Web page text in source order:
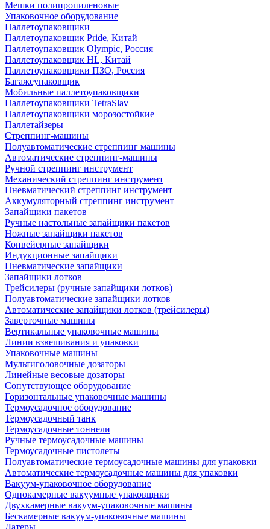
Мешки полипропиленовые
Упаковочное оборудование
Паллетоупаковщики
Паллетоупаковщик Pride, Китай
Паллетоупаковщик Olympic, Россия
Паллетоупаковщик HL, Китай
Паллетоупаковщики ПЗО, Россия
Багажеупаковщик
Мобильные паллетоупаковщики
Паллетоупаковщики TetraSlav
Паллетоупаковщики морозостойкие
Паллетайзеры
Стреппинг-машины
Полуавтоматические стреппинг машины
Автоматические стреппинг-машины
Ручной стреппинг инструмент
Механический стреппинг инструмент
Пневматический стреппинг инструмент
Аккумуляторный стреппинг инструмент
Запайщики пакетов
Ручные настольные запайщики пакетов
Ножные запайщики пакетов
Конвейерные запайщики
Индукционные запайщики
Пневматические запайщики
Запайщики лотков
Трейсилеры (ручные запайщики лотков)
Полуавтоматические запайщики лотков
Автоматические запайщики лотков (трейсилеры)
Заверточные машины
Вертикальные упаковочные машины
Линии взвешивания и упаковки
Упаковочные машины
Мультиголовочные дозаторы
Линейные весовые дозаторы
Сопутствующее оборудование
Горизонтальные упаковочные машины
Термоусадочное оборудование
Термоусадочный танк
Термоусадочные тоннели
Ручные термоусадочные машины
Термоусадочные пистолеты
Полуавтоматические термоусадочные машины для упаковки
Автоматические термоусадочные машины для упаковки
Вакуум-упаковочное оборудование
Однокамерные вакуумные упаковщики
Двухкамерные вакуум-упаковочные машины
Бескамерные вакуум-упаковочные машины
Датеры